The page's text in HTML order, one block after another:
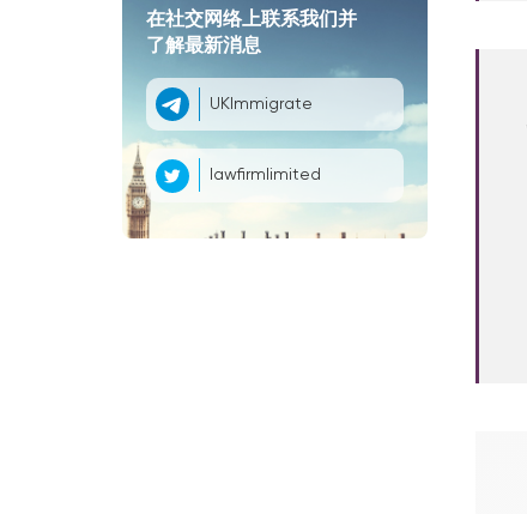
在社交网络上联系我们并
了解最新消息
UKImmigrate
lawfirmlimited